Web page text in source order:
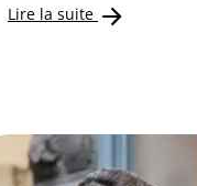
Lire la suite